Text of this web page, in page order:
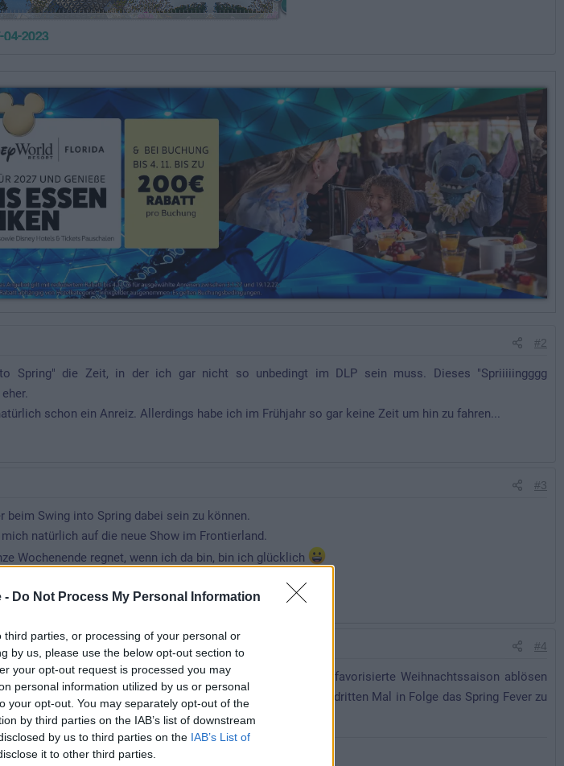
- Do Not Process My Personal Information
parties, or processing of your personal or
by us, please use the below opt-out section to
your opt-out request is processed you may
personal information utilized by us or personal
your opt-out. You may separately opt-out of the
by third parties on the IAB’s list of downstream
by us to third parties on the IAB’s List of
it to other third parties.
#2
Spring" die Zeit, in der ich gar nicht so unbedingt im DLP sein muss. Dieses "Spriiiiingggg
schon ein Anreiz. Allerdings habe ich im Frühjahr so gar keine Zeit um hin zu fahren...
#3
beim Swing into Spring dabei sein zu können.
natürlich auf die neue Show im Frontierland.
Wochenende regnet, wenn ich da bin, bin ich glücklich
#4
und ich denke das diese Saison wohl bald meine bisher favorisierte Weihnachtssaison ablösen
in ein paar Wochen wieder dort zu sein um dann zum dritten Mal in Folge das Spring Fever zu